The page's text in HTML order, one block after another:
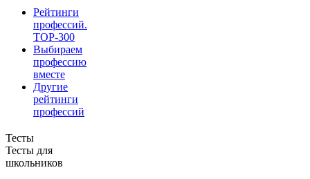
Рейтинги
профессий.
TOP-300
Выбираем
профессию
вместе
Другие
рейтинги
профессий
Тесты
Тесты для
школьников